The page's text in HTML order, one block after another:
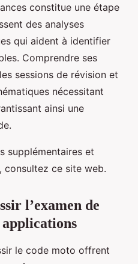
constitue une étape
des analyses
qui aident à identifier
Comprendre ses
sessions de révision et
nécessitant
ainsi une
supplémentaires et
ce site web.
l’examen de
applications
le code moto offrent